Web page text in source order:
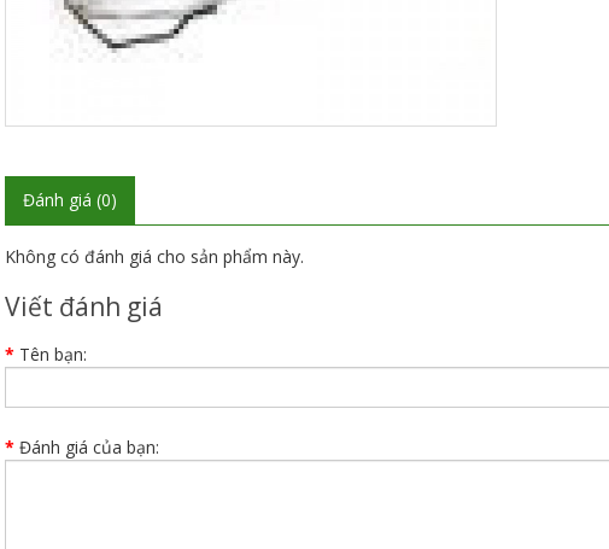
Đánh giá (0)
Không có đánh giá cho sản phẩm này.
Viết đánh giá
Tên bạn:
Đánh giá của bạn: